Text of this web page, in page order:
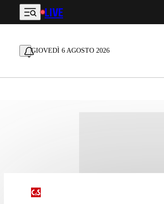
Vai al contenuto principale
LIVE
GIOVEDÌ 6 AGOSTO 2026